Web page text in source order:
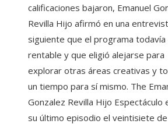
calificaciones bajaron, Emanuel
Revilla Hijo afirmó en una
siguiente que el programa todavía
rentable y que eligió alejarse para
explorar otras áreas creativas y
un tiempo para sí mismo. The
Gonzalez Revilla Hijo Espectáculo
su último episodio el veintisiete